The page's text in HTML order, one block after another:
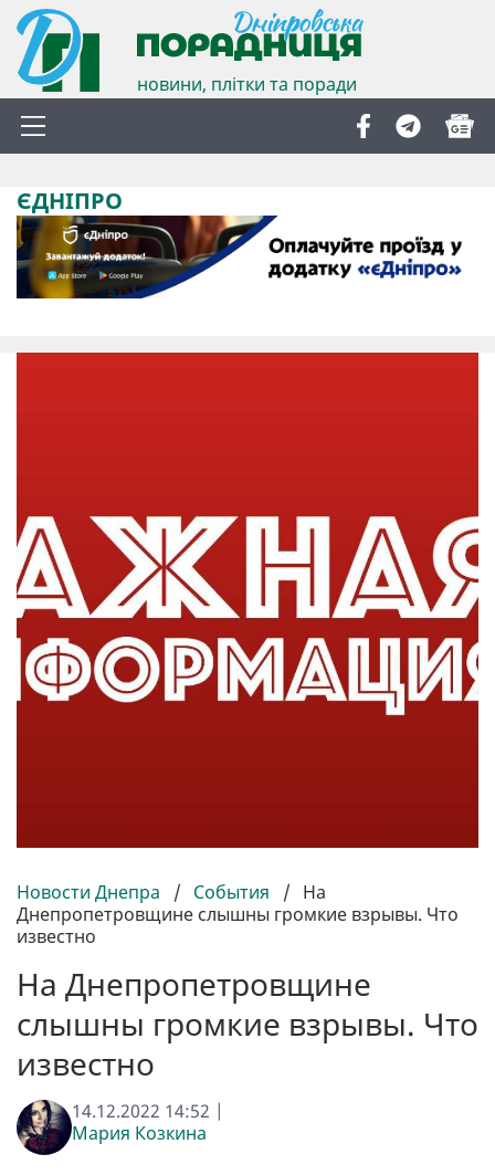
новини, плітки та поради
ЄДНІПРО
Новости Днепра / События / На
Днепропетровщине слышны громкие взрывы. Что
известно
На Днепропетровщине
слышны громкие взрывы. Что
известно
14.12.2022 14:52 |
Мария Козкина